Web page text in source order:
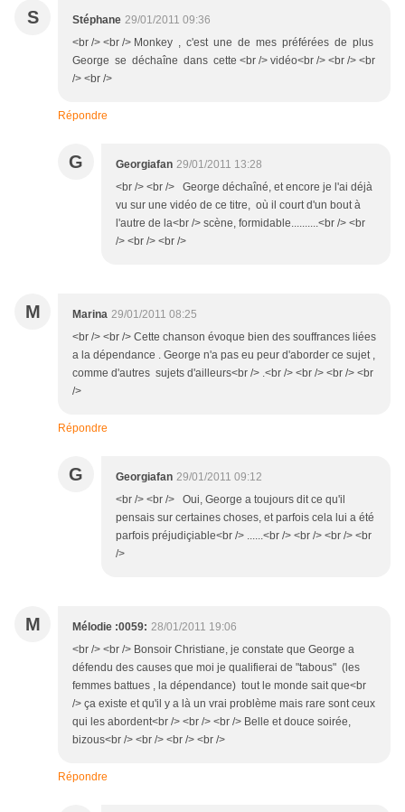
S Stéphane 29/01/2011 09:36
<br /> <br /> Monkey , c'est une de mes préférées de plus
George se déchaîne dans cette <br /> vidéo<br /> <br /> <br
/> <br />
Répondre
G Georgiafan 29/01/2011 13:28
<br /> <br /> George déchaîné, et encore je l'ai déjà
vu sur une vidéo de ce titre, où il court d'un bout à
l'autre de la<br /> scène, formidable..........<br /> <br
/> <br /> <br />
M Marina 29/01/2011 08:25
<br /> <br /> Cette chanson évoque bien des souffrances liées
a la dépendance . George n'a pas eu peur d'aborder ce sujet ,
comme d'autres sujets d'ailleurs<br /> .<br /> <br /> <br /> <br
/>
Répondre
G Georgiafan 29/01/2011 09:12
<br /> <br /> Oui, George a toujours dit ce qu'il
pensais sur certaines choses, et parfois cela lui a été
parfois préjudiçiable<br /> ......<br /> <br /> <br /> <br
/>
M Mélodie :0059: 28/01/2011 19:06
<br /> <br /> Bonsoir Christiane, je constate que George a
défendu des causes que moi je qualifierai de "tabous" (les
femmes battues , la dépendance) tout le monde sait que<br
/> ça existe et qu'il y a là un vrai problème mais rare sont ceux
qui les abordent<br /> <br /> <br /> Belle et douce soirée,
bizous<br /> <br /> <br /> <br />
Répondre